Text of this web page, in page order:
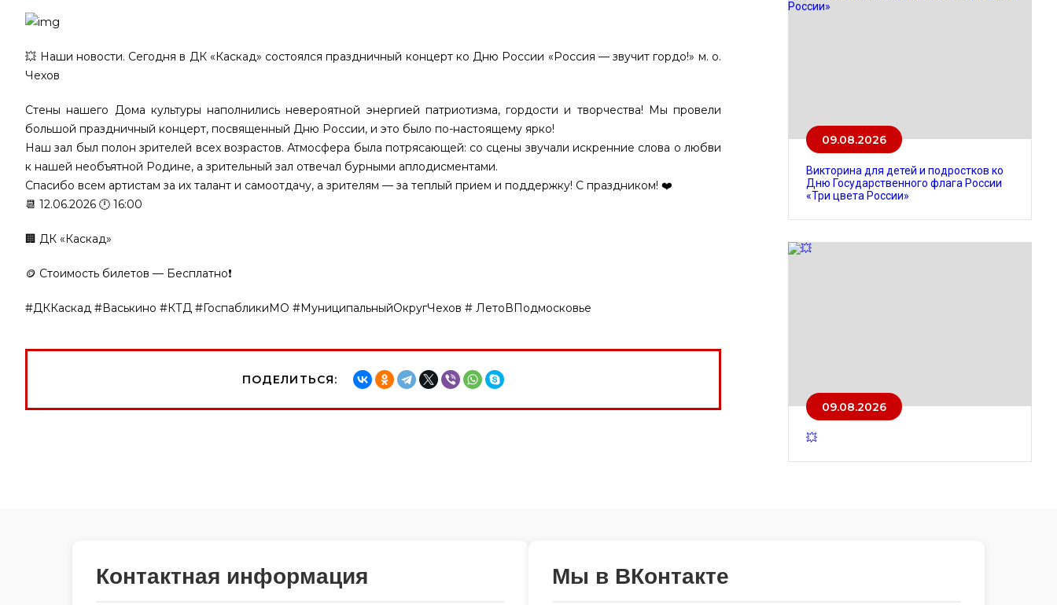
💥 Наши новости. Сегодня в ДК «Каскад» состоялся праздничный концерт ко Дню России «Россия — звучит гордо!» м. о.
Чехов
Стены нашего Дома культуры наполнились невероятной энергией патриотизма, гордости и творчества! Мы провели
большой праздничный концерт, посвященный Дню России, и это было по-настоящему ярко!
Наш зал был полон зрителей всех возрастов. Атмосфера была потрясающей: со сцены звучали искренние слова о любви
к нашей необъятной Родине, а зрительный зал отвечал бурными аплодисментами.
Спасибо всем артистам за их талант и самоотдачу, а зрителям — за теплый прием и поддержку! С праздником! ❤️
📆 12.06.2026 🕛 16:00
🏢 ДК «Каскад»
🪙 Стоимость билетов — Бесплатно❗️
#ДККаскад #Васькино #КТД #ГоспабликиМО #МуниципальныйОкругЧехов # ЛетоВПодмосковье
ПОДЕЛИТЬСЯ:
09.08.2026
Викторина для детей и подростков ко
Дню Государственного флага России
«Три цвета России»
09.08.2026
💥
Контактная информация Мы в ВКонтакте